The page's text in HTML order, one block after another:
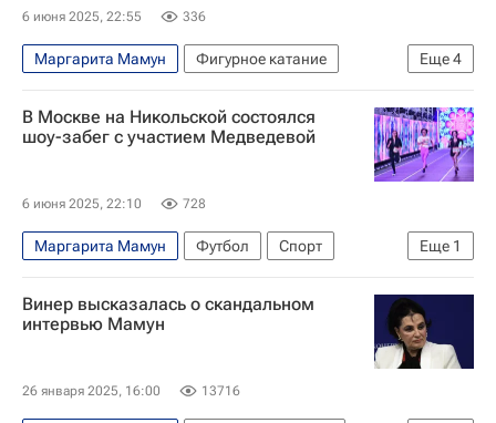
6 июня 2025, 22:55 336
Еще4
Маргарита Мамун
Фигурное катание
Спорт
бег
Легкая атлетика
Елизавета Худайбердиева
В Москве на Никольской состоялся
шоу-забег с участием Медведевой
6 июня 2025, 22:10 728
Еще 1
Маргарита Мамун Футбол
Спорт
Дмитрий Булыкин
Винер высказалась о скандальном
интервью Мамун
26 января 2025, 16:00 13716